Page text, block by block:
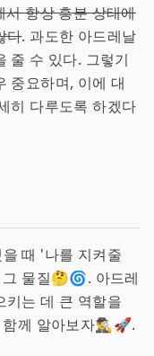
서 항상 흥분 상태에
다. 과도한 아드레날
줄 수 있다. 그렇기
중요하며, 이에 대
히 다루도록 하겠다
때 '나를 지켜줄
그 물질🤔🌀. 아드레
키는 데 큰 역할을
함께 알아보자🕵️‍♂️🚀.